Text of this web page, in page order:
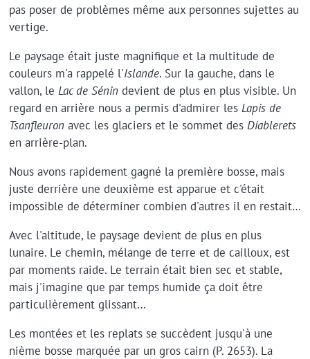
pas poser de problèmes même aux personnes sujettes au
vertige.
Le paysage était juste magnifique et la multitude de
couleurs m'a rappelé l'Islande. Sur la gauche, dans le
vallon, le Lac de Sénindevient de plus en plus visible. Un
regard en arrière nous a permis d'admirer les Lapis de
Tsanfleuronavec les glaciers et le sommet des Diablerets
en arrière-plan.
Nous avons rapidement gagné la première bosse, mais
juste derrière une deuxième est apparue et c'était
impossible de déterminer combien d'autres il en restait…
Avec l'altitude, le paysage devient de plus en plus
lunaire. Le chemin, mélange de terre et de cailloux, est
par moments raide. Le terrain était bien sec et stable,
mais j'imagine que par temps humide ça doit être
particulièrement glissant…
Les montées et les replats se succèdent jusqu'à une
nième bosse marquée par un gros cairn (P. 2653). La